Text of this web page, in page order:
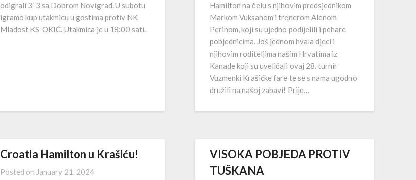
odigrali 3-3 sa Dobrom Novigrad. U subotu
igramo kup utakmicu u gostima protiv NK
Mladost KS-OKIĆ. Utakmica je u 18:00 sati.
Hamilton na čelu s njihovim predsjednikom
Markom Vuksanom i trenerom Alenom
Perinom, koji su ujedno podijelili i pehare
pobjednicima. Još jednom hvala djeci i
njihovim roditeljima našim Hrvatima iz
Kanade koji su uveličali ovaj 28. turnir
Vuzmenki Krašićke fare te se s nama ugodno
družili na našoj zabavi! Prije…
Croatia Hamilton u Krašiću!
Posted on January 21. 2024
VISOKA POBJEDA PROTIV
TUŠKANA